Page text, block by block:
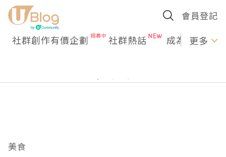
會員登記
社群創作有價企劃 社群熱話 成為U更多
美食